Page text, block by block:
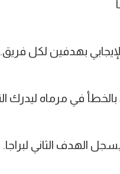
الإيجابي بهدفين لكل فريق.